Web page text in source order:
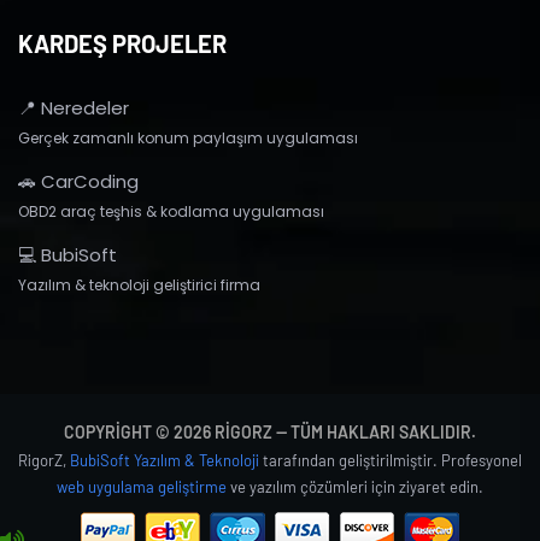
KARDEŞ PROJELER
📍 Neredeler
Gerçek zamanlı konum paylaşım uygulaması
🚗 CarCoding
OBD2 araç teşhis & kodlama uygulaması
💻 BubiSoft
Yazılım & teknoloji geliştirici firma
COPYRIGHT © 2026 RIGORZ — TÜM HAKLARI SAKLIDIR.
RigorZ, BubiSoft Yazılım & Teknoloji tarafından geliştirilmiştir. Profesyonel
web uygulama geliştirmeve yazılım çözümleri için ziyaret edin.